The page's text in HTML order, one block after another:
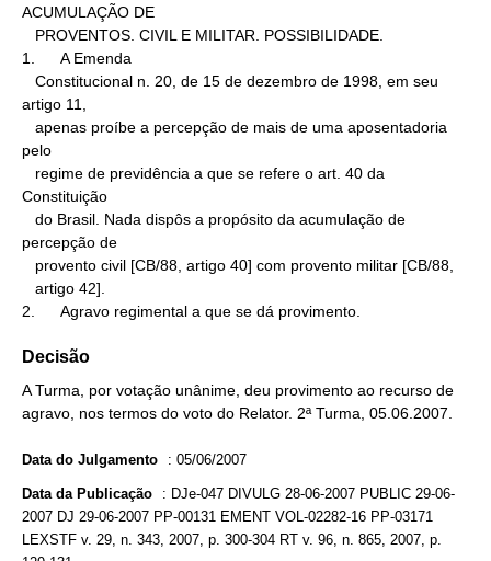
ACUMULAÇÃO DE
1.      A Emenda
artigo 11,
pelo
Constituição
percepção de
2.      Agravo regimental a que se dá provimento.
Decisão
A Turma, por votação unânime, deu provimento ao recurso de
agravo, nos termos do voto do Relator. 2ª Turma, 05.06.2007.
Data do Julgamento : 05/06/2007
Data da Publicação : DJe-047 DIVULG 28-06-2007 PUBLIC 29-06-
2007 DJ 29-06-2007 PP-00131 EMENT VOL-02282-16 PP-03171
LEXSTF v. 29, n. 343, 2007, p. 300-304 RT v. 96, n. 865, 2007, p.